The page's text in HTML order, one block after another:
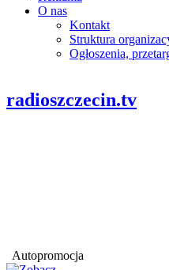
O nas
Kontakt
Struktura
Ogłoszenia,
radioszczecin.tv
Autopromocja